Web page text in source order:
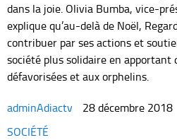
dans la joie. Olivia Bumba, vice-
explique qu’au-delà de Noël,
contribuer par ses actions et
société plus solidaire en apportant
défavorisées et aux orphelins.
adminAdiactv
28 décembre 2018
Categories
SOCIÉTÉ